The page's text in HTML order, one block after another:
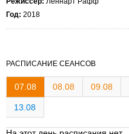
Год: 2018
РАСПИСАНИЕ СЕАНСОВ
07.08 08.08 09.08
13.08